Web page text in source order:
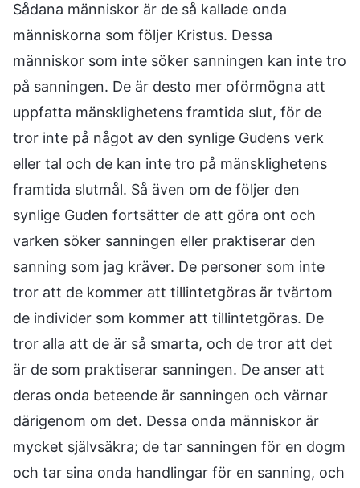
Sådana människor är de så kallade onda
människorna som följer Kristus. Dessa
människor som inte söker sanningen kan inte tro
på sanningen. De är desto mer oförmögna att
uppfatta mänsklighetens framtida slut, för de
tror inte på något av den synlige Gudens verk
eller tal och de kan inte tro på mänsklighetens
framtida slutmål. Så även om de följer den
synlige Guden fortsätter de att göra ont och
varken söker sanningen eller praktiserar den
sanning som jag kräver. De personer som inte
tror att de kommer att tillintetgöras är tvärtom
de individer som kommer att tillintetgöras. De
tror alla att de är så smarta, och de tror att det
är de som praktiserar sanningen. De anser att
deras onda beteende är sanningen och värnar
därigenom om det. Dessa onda människor är
mycket självsäkra; de tar sanningen för en dogm
och tar sina onda handlingar för en sanning, och